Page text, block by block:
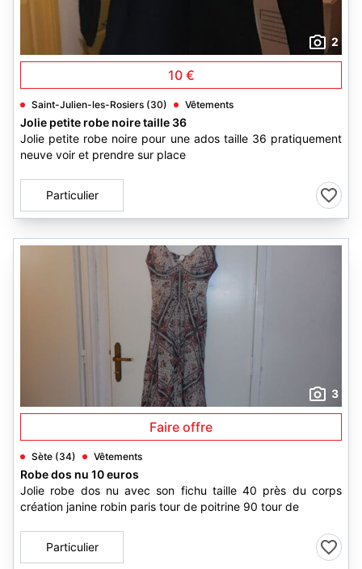
2
10 €
Saint-Julien-les-Rosiers (30) Vêtements
Jolie petite robe noire taille 36
Jolie petite robe noire pour une ados taille 36 pratiquement
neuve voir et prendre sur place
Particulier
3
Faire offre
Sète (34) Vêtements
Robe dos nu 10 euros
Jolie robe dos nu avec son fichu taille 40 près du corps
création janine robin paris tour de poitrine 90 tour de
Particulier